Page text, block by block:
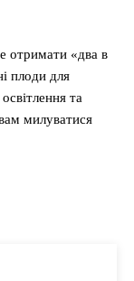
отримати «два в
плоди для
та
милуватися